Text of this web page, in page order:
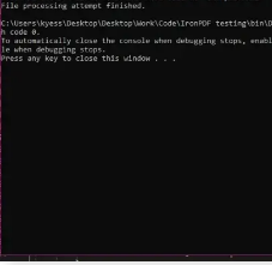
{
// Handle
exception